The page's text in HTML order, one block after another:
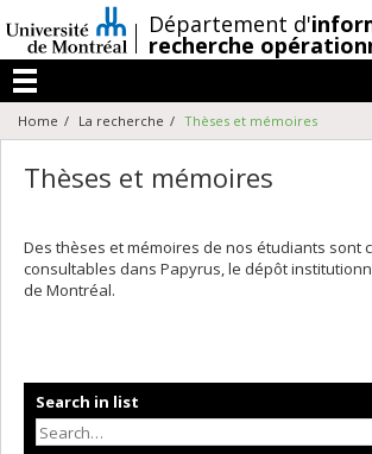
au
contenu
/Département d'
recherche
Menu
Home La recherche Thèses et mémoires
Thèses et mémoires
Des thèses et mémoires de nos étudiants sont
consultables dans Papyrus, le dépôt
de Montréal.
Search in list